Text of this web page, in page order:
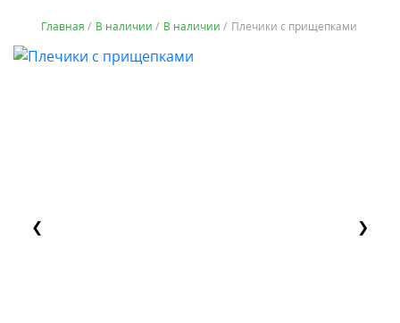
Главная / В наличии / В наличии / Плечики с прищепками
❮ ❯